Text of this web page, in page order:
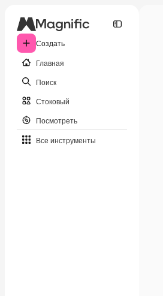
Создать
Главная
Поиск
Стоковый
Посмотреть
Все инструменты